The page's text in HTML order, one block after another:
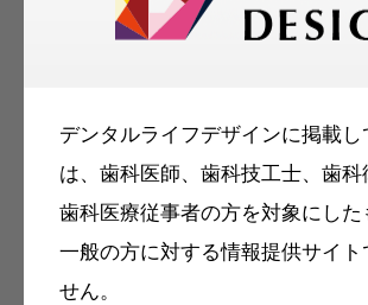
デンタルライフデザインに掲載し
は、歯科医師、歯科技工士、歯科
歯科医療従事者の方を対象にした
一般の方に対する情報提供サイト
せん。
容のメールマガジンをお届け
メリット